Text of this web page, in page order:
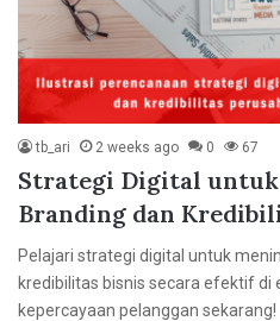
tb_ari 2 weeks ago 0 67
Strategi Digital
Branding dan
Pelajari strategi digital untuk
kredibilitas bisnis secara efektif di
kepercayaan pelanggan sekarang!